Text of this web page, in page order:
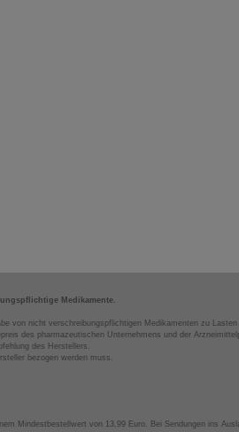
Medikamente.
von nicht verschreibungspflichtigen Medikamenten zu
des pharmazeutischen Unternehmens und der
des Herstellers.
bezogen werden muss.
Mindestbestellwert von 13,99 Euro. Bei Sendungen ins